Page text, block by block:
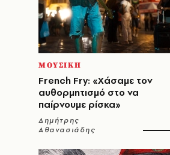
ΜΟΥΣΙΚΗ
French Fry: «Χάσαμε τον
αυθορμητισμό στο να
παίρνουμε ρίσκα»
Δημήτρης
Αθανασιάδης